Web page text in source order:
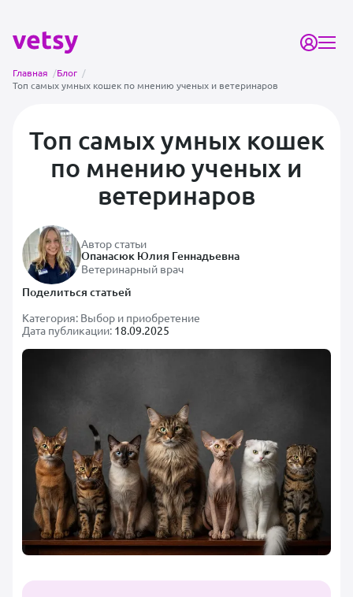
Главная /Блог /
Топ самых умных кошек по мнению ученых и ветеринаров
Топ самых умных кошек
по мнению ученых и
ветеринаров
Автор статьи
Опанасюк Юлия Геннадьевна
Ветеринарный врач
Поделиться статьей
Категория: Выбор и приобретение
Дата публикации: 18.09.2025